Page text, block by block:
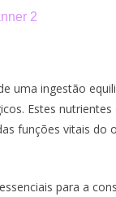
uma ingestão
Estes
funções vitais do
para a